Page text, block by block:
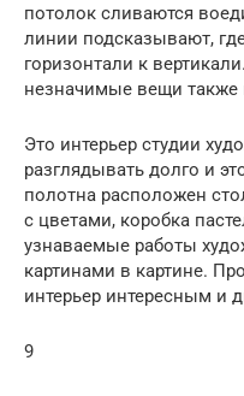
потолок сливаются
линии подсказывают,
горизонтали к
незначимые вещи также
Это интерьер студии
разглядывать долго и
полотна расположен
с цветами, коробка
узнаваемые работы
картинами в картине.
интерьер интересным и
9